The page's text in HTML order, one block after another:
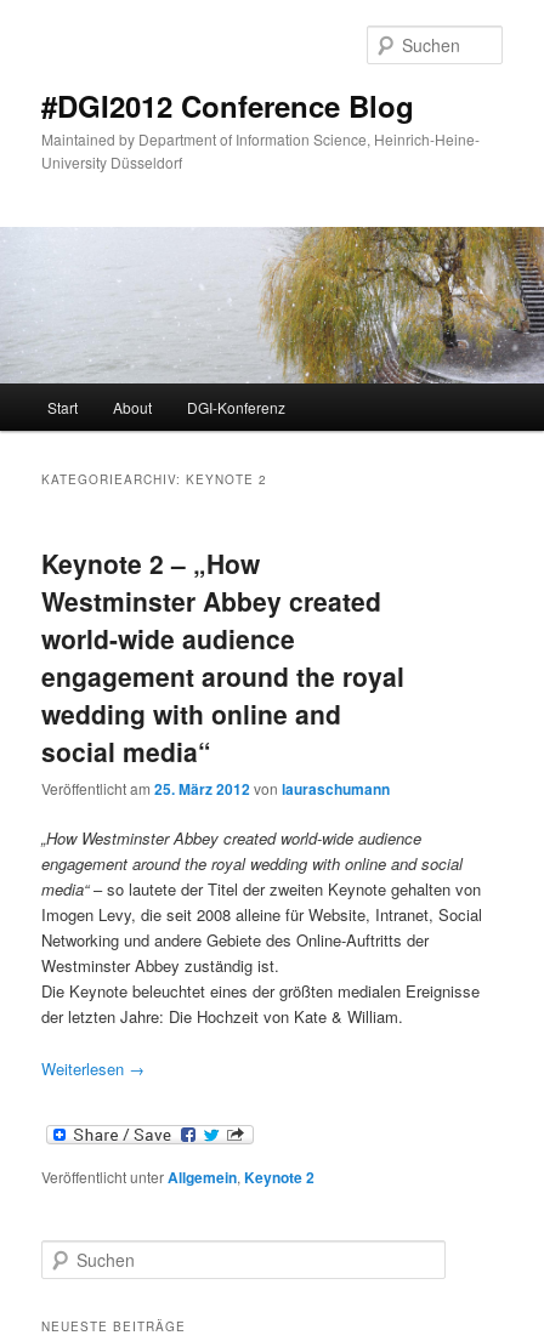
#DGI2012 Conference Blog
Maintained by Department of Information Science, Heinrich-Heine-
University Düsseldorf
Start About DGI-Konferenz
KATEGORIEARCHIV:KEYNOTE 2
Keynote 2 – „How
Westminster Abbey created
world-wide audience
engagement around the royal
wedding with online and
social media“
Veröffentlicht am25. März 2012vonlauraschumann
„How Westminster Abbey created world-wide audience
engagement around the royal wedding with online and social
media“– so lautete der Titel der zweiten Keynote gehalten von
Imogen Levy, die seit 2008 alleine für Website, Intranet, Social
Networking und andere Gebiete des Online-Auftritts der
Westminster Abbey zuständig ist.
Die Keynote beleuchtet eines der größten medialen Ereignisse
der letzten Jahre: Die Hochzeit von Kate & William.
Weiterlesen →
Veröffentlicht unterAllgemein,Keynote 2
u
h
NEUESTE BEITRÄGE